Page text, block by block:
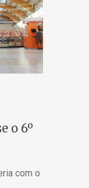
o 6º
com o